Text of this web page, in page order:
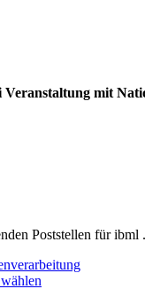
mit
Poststellen für ibml